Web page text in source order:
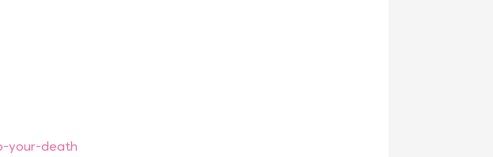
your-death